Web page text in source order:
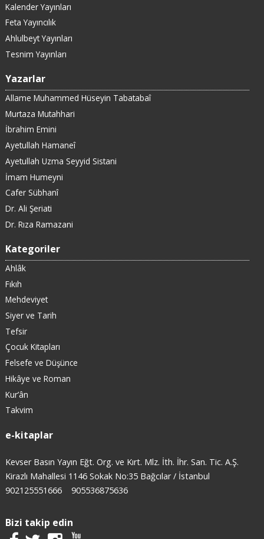
Kalender Yayınları
Feta Yayıncılık
Ahlulbeyt Yayınları
Tesnim Yayınları
Yazarlar
Allame Muhammed Hüseyin Tabatabaî
Murtaza Mutahhari
İbrahim Emini
Ayetullah Hamaneî
Ayetullah Uzma Seyyid Sistani
İmam Humeyni
Cafer Sübhanî
Dr. Ali Şeriati
Dr. Rıza Ramazani
Kategoriler
Ahlâk
Fıkıh
Mehdeviyet
Siyer ve Tarih
Tefsir
Çocuk Kitapları
Felsefe ve Düşünce
Hikâye ve Roman
Kur’ân
Takvim
e-kitaplar
Kevser Basın Yayın Eğt. Org. ve Kırt. Mlz. İth. İhr. San. Tic. A.Ş.
Kirazlı Mahallesi 1146 Sokak No:35 Bağcılar / İstanbul
902125551666
905536875636
Bizi takip edin